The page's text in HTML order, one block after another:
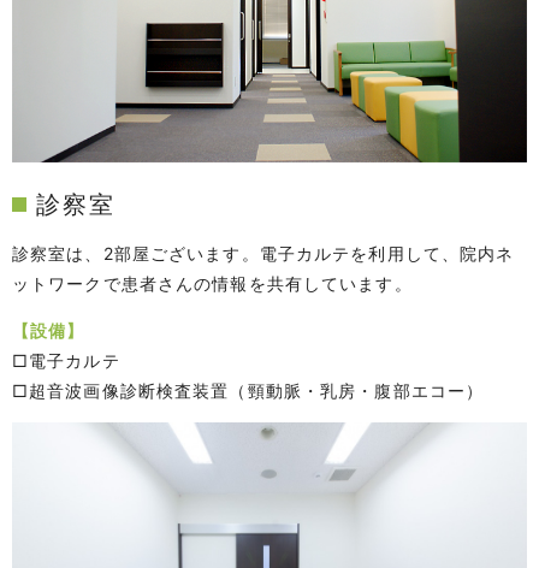
診察室
診察室は、2部屋ございます。電子カルテを利用して、院内ネ
ットワークで患者さんの情報を共有しています。
【設備】
□電子カルテ
□超音波画像診断検査装置（頸動脈・乳房・腹部エコー）